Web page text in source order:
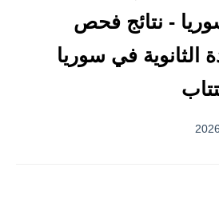
- نتائج فحص
الثانوية في سوريا